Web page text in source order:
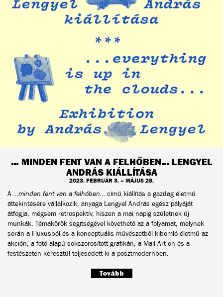
… MINDEN FENT VAN A FELHŐBEN… LENGYEL
ANDRÁS KIÁLLÍTÁSA
2023. FEBRUÁR 3. – MÁJUS 28.
A …minden fent van a felhőben… című kiállítás a gazdag életmű
áttekintésére vállalkozik, anyaga Lengyel András egész pályáját
átfogja, mégsem retrospektív, hiszen a mai napig születnek új
munkák. Témakörök segítségével követhető az a folyamat, melynek
során a Fluxusból és a konceptuális művészetből kibomló életmű az
akción, a fotó-alapú sokszorosított grafikán, a Mail Art-on és a
festészeten keresztül teljesedett ki a posztmodernben.
Tovább